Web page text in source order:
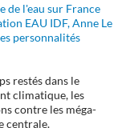
de l'eau sur France
EAU IDF, Anne Le
personnalités
restés dans le
climatique, les
contre les méga-
centrale.